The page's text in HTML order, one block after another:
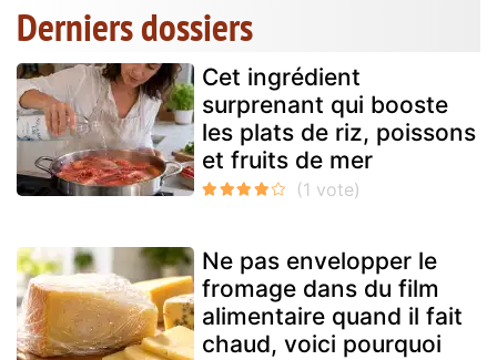
Derniers dossiers
Cet ingrédient
surprenant qui booste
les plats de riz, poissons
et fruits de mer
Ne pas envelopper le
fromage dans du film
alimentaire quand il fait
chaud, voici pourquoi